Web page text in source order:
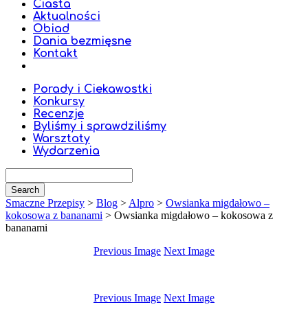
Ciasta
Aktualności
Obiad
Dania bezmięsne
Kontakt
Porady i Ciekawostki
Konkursy
Recenzje
Byliśmy i sprawdziliśmy
Warsztaty
Wydarzenia
Smaczne Przepisy > Blog > Alpro > Owsianka migdałowo –
kokosowa z bananami > Owsianka migdałowo – kokosowa z
bananami
Previous Image Next Image
Previous Image Next Image